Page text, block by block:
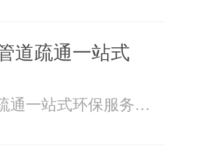
道疏通一站式
美万家：污水处理、管道疏通一站式环保服务美万家公司，